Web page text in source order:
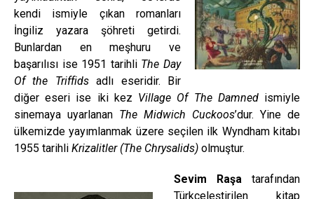
kendi ismiyle çıkan romanları
İngiliz yazara şöhreti getirdi.
Bunlardan en meşhuru ve
başarılısı ise 1951 tarihli The Day
Of the Triffidsadlı eseridir. Bir
diğer eseri ise iki kez Village Of The Damnedismiyle
sinemaya uyarlanan The Midwich Cuckoos’dur. Yine de
ülkemizde yayımlanmak üzere seçilen ilk Wyndham kitabı
1955 tarihli Krizalitler (The Chrysalids) olmuştur.
Sevim Raşa tarafından
Türkçeleştirilen kitap